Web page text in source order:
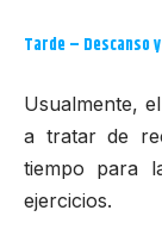
Tarde – Descanso
Usualmente,
a tratar de
tiempo para
ejercicios.